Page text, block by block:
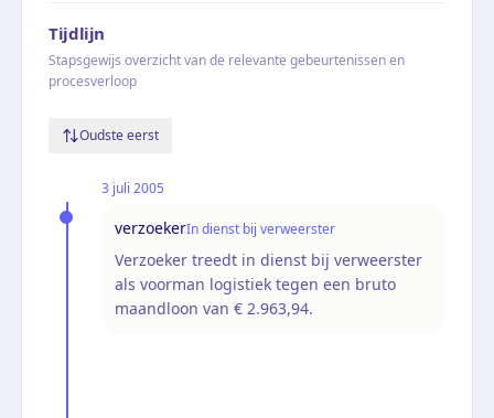
Tijdlijn
Stapsgewijs overzicht van de relevante gebeurtenissen en
procesverloop
Oudste eerst
3 juli 2005
verzoekerIn dienst bij verweerster
Verzoeker treedt in dienst bij verweerster
als voorman logistiek tegen een bruto
maandloon van € 2.963,94.